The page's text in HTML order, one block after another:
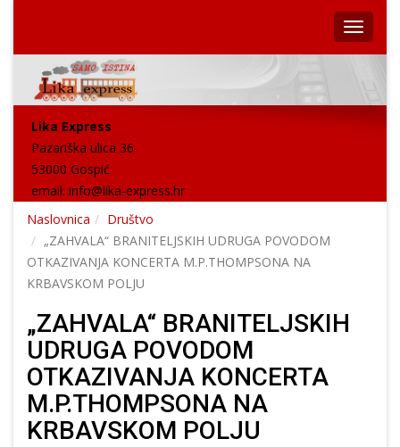
Lika Express
Pazariška ulica 36
53000 Gospić
email: info@lika-express.hr
Naslovnica
Društvo
„ZAHVALA“ BRANITELJSKIH UDRUGA POVODOM
OTKAZIVANJA KONCERTA M.P.THOMPSONA NA
KRBAVSKOM POLJU
„ZAHVALA“ BRANITELJSKIH
UDRUGA POVODOM
OTKAZIVANJA KONCERTA
M.P.THOMPSONA NA
KRBAVSKOM POLJU